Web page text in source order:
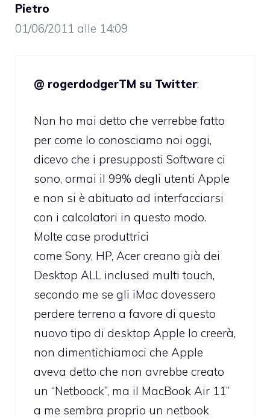
Pietro
01/06/2011 alle 14:09
@ rogerdodgerTM su Twitter:
Non ho mai detto che verrebbe fatto
per come lo conosciamo noi oggi,
dicevo che i presupposti Software ci
sono, ormai il 99% degli utenti Apple
e non si è abituato ad interfacciarsi
con i calcolatori in questo modo.
Molte case produttrici
come Sony, HP, Acer creano già dei
Desktop ALL inclused multi touch,
secondo me se gli iMac dovessero
perdere terreno a favore di questo
nuovo tipo di desktop Apple lo creerà,
non dimentichiamoci che Apple
aveva detto che non avrebbe creato
un “Netboock”, ma il MacBook Air 11”
a me sembra proprio un netbook